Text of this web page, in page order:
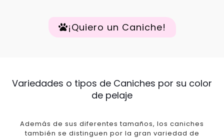
¡Quiero un Caniche!
Variedades o tipos de Caniches por su color
de pelaje
Además de sus diferentes tamaños, los caniches
también se distinguen por la gran variedad de